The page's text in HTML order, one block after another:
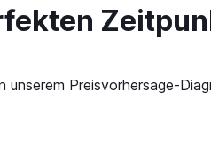
unserem Preisvorhersage-